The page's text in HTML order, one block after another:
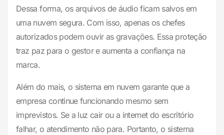
Dessa forma, os arquivos de áudio ficam salvos em
uma nuvem segura. Com isso, apenas os chefes
autorizados podem ouvir as gravações. Essa proteção
traz paz para o gestor e aumenta a confiança na
marca.
Além do mais, o sistema em nuvem garante que a
empresa continue funcionando mesmo sem
imprevistos. Se a luz cair ou a internet do escritório
falhar, o atendimento não para. Portanto, o sistema